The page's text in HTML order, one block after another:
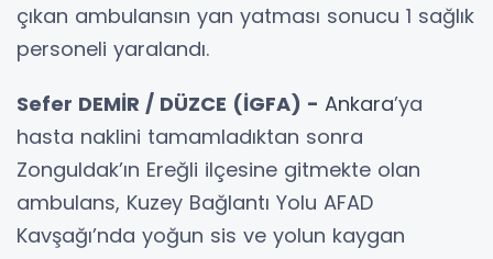
çıkan ambulansın yan yatması sonucu 1 sağlık
personeli yaralandı.
Sefer DEMİR / DÜZCE (İGFA) - Ankara’ya
hasta naklini tamamladıktan sonra
Zonguldak’ın Ereğli ilçesine gitmekte olan
ambulans, Kuzey Bağlantı Yolu AFAD
Kavşağı’nda yoğun sis ve yolun kaygan